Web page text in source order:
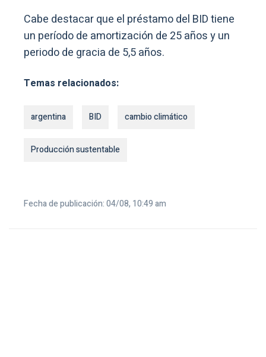
Cabe destacar que el préstamo del BID tiene
un período de amortización de 25 años y un
periodo de gracia de 5,5 años.
Temas relacionados:
argentina BID cambio climático
Producción sustentable
Fecha de publicación: 04/08, 10:49 am